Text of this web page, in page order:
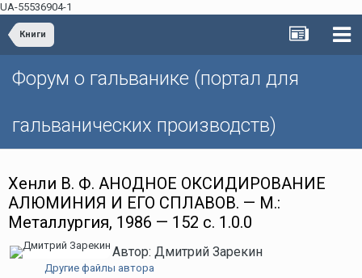
UA-55536904-1
Книги
Форум о гальванике (портал для
гальванических производств)
Хенли В. Ф. АНОДНОЕ ОКСИДИРОВАНИЕ
АЛЮМИНИЯ И ЕГО СПЛАВОВ. — М.:
Металлургия, 1986 — 152 с. 1.0.0
Автор: Дмитрий Зарекин
Другие файлы автора